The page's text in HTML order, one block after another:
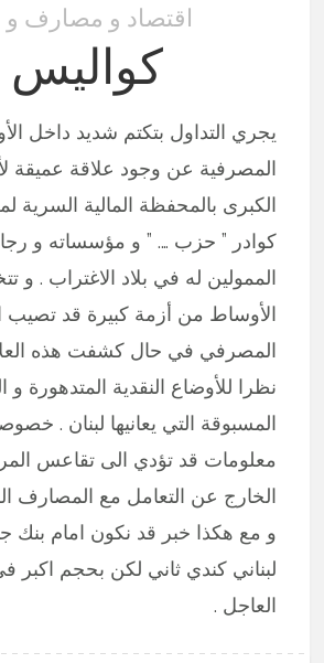
اقتصاد و مصارف و
كواليس
يجري التداول بتكتم شديد داخل
المصرفية عن وجود علاقة عميقة
الكبرى بالمحفظة المالية السرية
كوادر ” حزب …. ” و مؤسساته و
الممولين له في بلاد الاغتراب . و
الأوساط من أزمة كبيرة قد تصيب
المصرفي في حال كشفت هذه
نظرا للأوضاع النقدية المتدهورة و
المسبوقة التي يعانيها لبنان .
معلومات قد تؤدي الى تقاعس
الخارج عن التعامل مع المصارف
و مع هكذا خبر قد نكون امام بنك
لبناني كندي ثاني لكن بحجم اكبر
العاجل .